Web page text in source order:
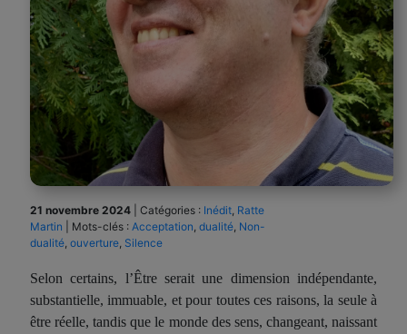
21 novembre 2024 Catégories : Inédit Ratte
Martin
Mots-clés : Acceptation dualité Non-
dualité ouverture Silence
Selon certains, l’Être serait une dimension indépendante,
substantielle, immuable, et pour toutes ces raisons, la seule à
être réelle, tandis que le monde des sens, changeant, naissant